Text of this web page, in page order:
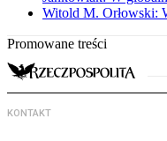
Witold M. Orłowski:
Promowane treści
KONTAKT